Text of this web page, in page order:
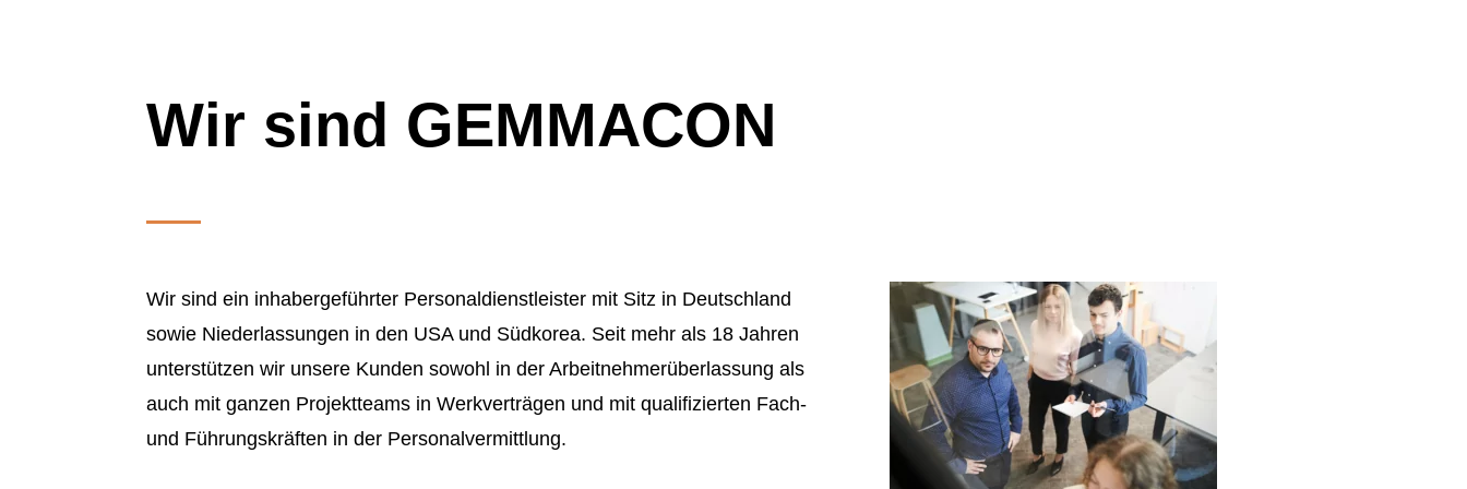
Wir sind GEMMACON
Wir sind ein inhabergeführter Personaldienstleister mit Sitz in Deutschland
sowie Niederlassungen in den USA und Südkorea. Seit mehr als 18 Jahren
unterstützen wir unsere Kunden sowohl in der Arbeitnehmerüberlassung als
auch mit ganzen Projektteams in Werkverträgen und mit qualifizierten Fach-
und Führungskräften in der Personalvermittlung.